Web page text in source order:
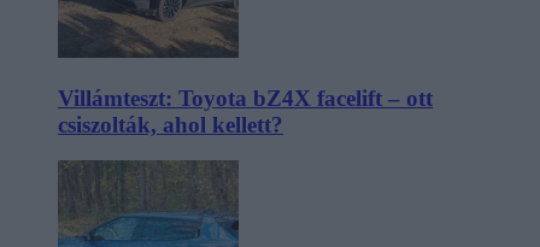
Villámteszt: Toyota bZ4X facelift – ott
csiszolták, ahol kellett?